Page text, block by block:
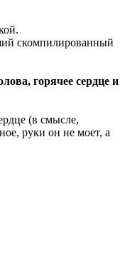
скомпилированный
горячее сердце и
(в смысле,
руки он не моет, а